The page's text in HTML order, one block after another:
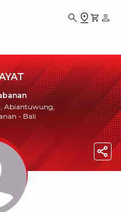
Abiantuwung,
- Bali